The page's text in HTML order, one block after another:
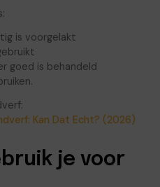
is voorgelakt
goed is behandeld
Kan Dat Echt? (2026)
je voor